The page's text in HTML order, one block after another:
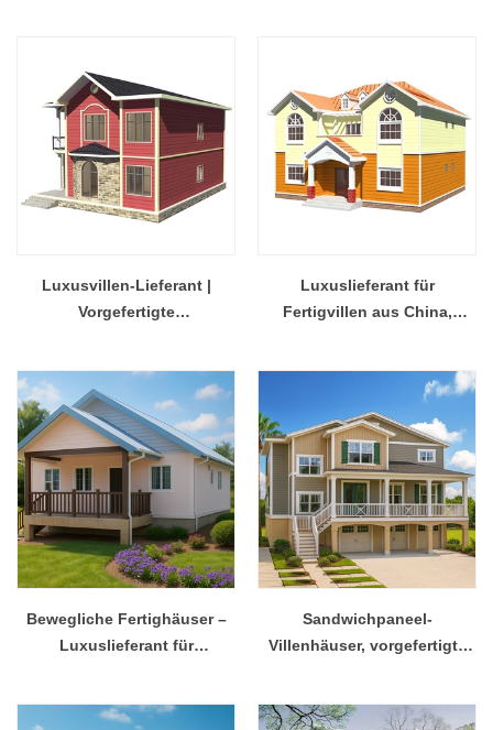
Luxusvillen-Lieferant |
Vorgefertigte
Luxuslieferant für
Fertigvillen aus China,
Bewegliche Fertighäuser –
Luxuslieferant für
Sandwichpaneel-
Villenhäuser, vorgefertigte